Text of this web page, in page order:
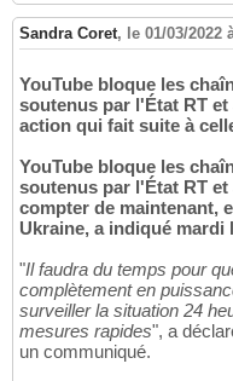
Sandra Coret, le 01/03/2022
YouTube bloque les
soutenus par l'État RT
action qui fait suite à
YouTube bloque les
soutenus par l'État RT
compter de maintenant,
Ukraine, a indiqué mardi
"Il faudra du temps pour
complètement en
surveiller la situation 24
mesures rapides", a
un communiqué.